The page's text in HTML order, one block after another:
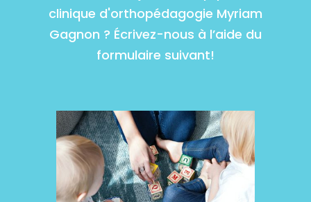
clinique d'orthopédagogie Myriam
Gagnon ? Écrivez-nous à l’aide du
formulaire suivant!